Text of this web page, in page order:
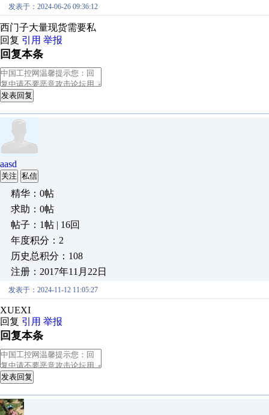
发表于：2024-06-26 09:36:12
西门子大量现货需要私
回复 引用 举报
回复本条
发表回复
aasd
关注 私信
精华：0帖
求助：0帖
帖子：1帖 | 16回
年度积分：2
历史总积分：108
注册：2017年11月22日
发表于：2024-11-12 11:05:27
XUEXI
回复 引用 举报
回复本条
发表回复